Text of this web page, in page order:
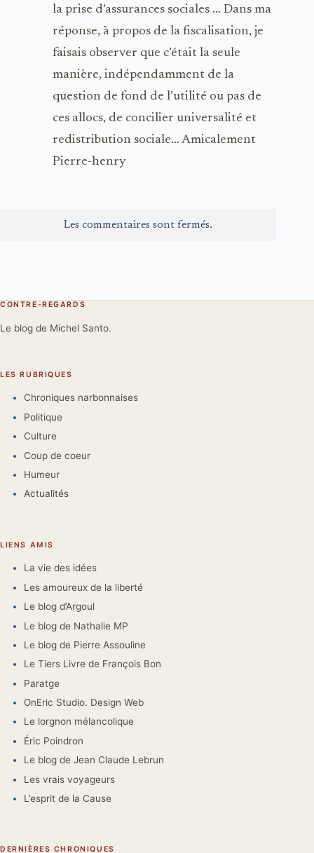
la prise d’assurances sociales … Dans ma
réponse, à propos de la fiscalisation, je
faisais observer que c’était la seule
manière, indépendamment de la
question de fond de l’utilité ou pas de
ces allocs, de concilier universalité et
redistribution sociale… Amicalement
Pierre-henry
Les commentaires sont fermés.
CONTRE-REGARDS
Le blog de Michel Santo.
LES RUBRIQUES
Chroniques narbonnaises
Politique
Culture
Coup de coeur
Humeur
Actualités
LIENS AMIS
La vie des idées
Les amoureux de la liberté
Le blog d’Argoul
Le blog de Nathalie MP
Le blog de Pierre Assouline
Le Tiers Livre de François Bon
Paratge
OnEric Studio. Design Web
Le lorgnon mélancolique
Éric Poindron
Le blog de Jean Claude Lebrun
Les vrais voyageurs
L’esprit de la Cause
DERNIÈRES CHRONIQUES